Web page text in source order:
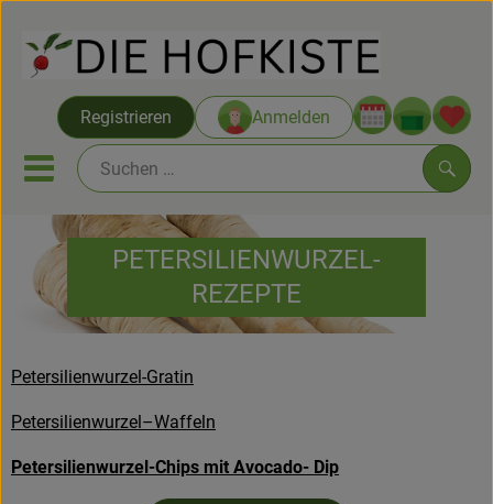
Registrieren Anmelden
Mobiles Menu öffnen oder
Saatgut ab Juli
Themenwelten
Neu & Angebote
Hofkisten
Vom Acker
PETERSILIENWURZEL-
REZEPTE
Petersilienwurzel-Gratin
Petersilienwurzel–Waffeln
Petersilienwurzel-Chips mit Avocado- Dip